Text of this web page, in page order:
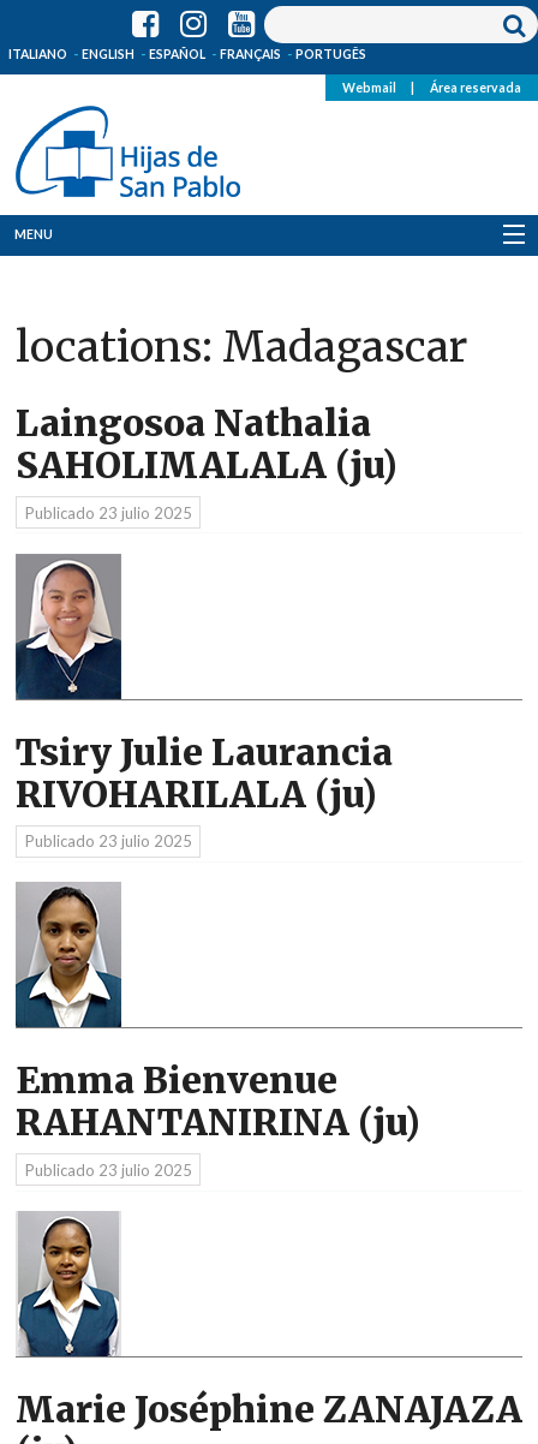
ITALIANO ENGLISH ESPAÑOL FRANÇAIS PORTUGÊS
Webmail Área reservada
MENU
Dónde estamos
Recursos
Media
locations: Madagascar
Laingosoa Nathalia
SAHOLIMALALA (ju)
Publicado 23 julio 2025
Tsiry Julie Laurancia
RIVOHARILALA (ju)
Publicado 23 julio 2025
Emma Bienvenue
RAHANTANIRINA (ju)
Publicado 23 julio 2025
Marie Joséphine ZANAJAZA